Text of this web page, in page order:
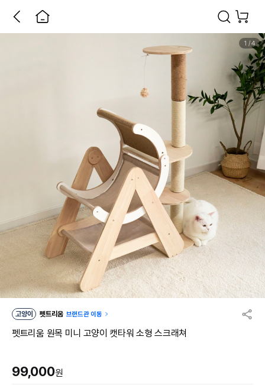
1 /4
고양이 펫트리움 브랜드관 이동
펫트리움 원목 미니 고양이 캣타워 소형 스크래쳐
99,000원